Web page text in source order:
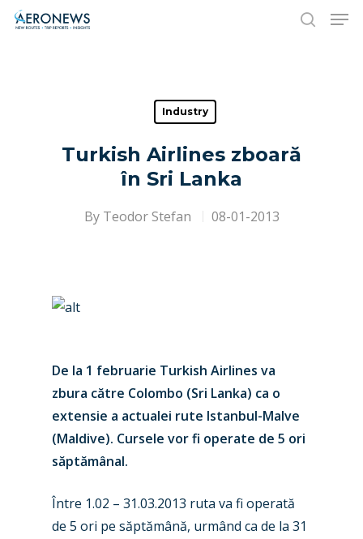
Hit enter to search or ESC to close
Industry
Turkish Airlines zboară
în Sri Lanka
By Teodor Stefan 08-01-2013
De la 1 februarie Turkish Airlines va
zbura către Colombo (Sri Lanka) ca o
extensie a actualei rute Istanbul-Malve
(Maldive). Cursele vor fi operate de 5 ori
săptămânal.
Între 1.02 – 31.03.2013 ruta va fi operată
de 5 ori pe săptămână, urmând ca de la 31